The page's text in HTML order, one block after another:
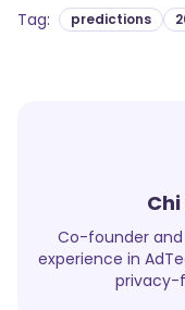
Tag: predictions
Chi
Co-founder and
experience in
privacy-